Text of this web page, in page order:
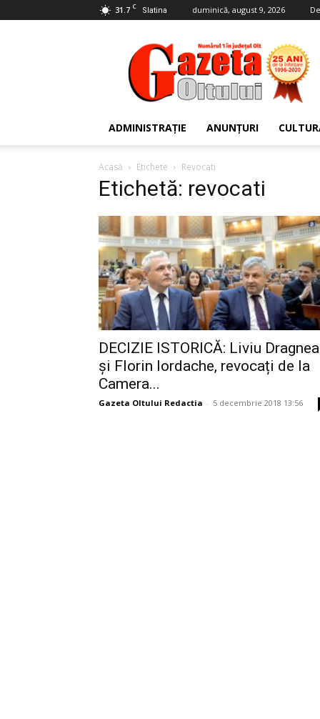
31.7 C Slatina duminică, august 9, 2026
Gazeta
Oltului
ADMINISTRAȚIE ANUNȚURI
Acasă Etichete Revocati
Etichetă: revocati
DECIZIE ISTORICĂ: Liviu Dragnea
și Florin Iordache, revocați de la
Camera...
Gazeta Oltului Redactia - 5 decembrie 2018 13:56